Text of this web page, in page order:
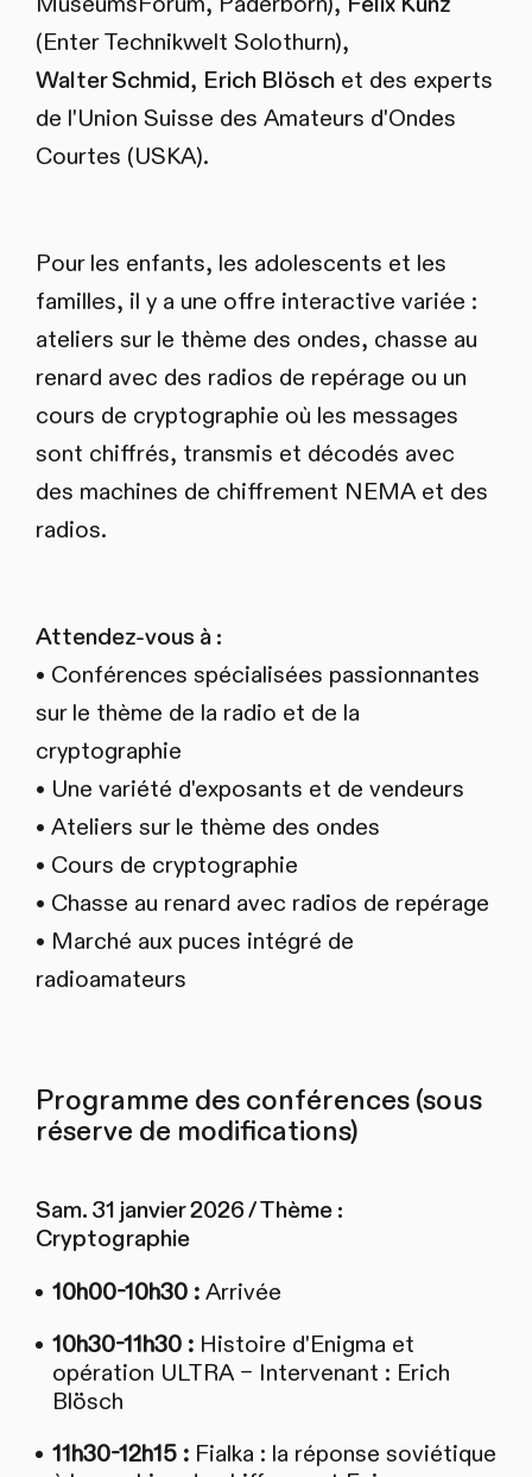
(Enter Technikwelt Solothurn),
Walter Schmid, Erich Blöschet des experts
de l'Union Suisse des Amateurs d'Ondes
Courtes (USKA).
Pour les enfants, les adolescents et les
familles, il y a une offre interactive variée :
ateliers sur le thème des ondes, chasse au
renard avec des radios de repérage ou un
cours de cryptographie où les messages
sont chiffrés, transmis et décodés avec
des machines de chiffrement NEMA et des
radios.
Attendez-vous à :
• Conférences spécialisées passionnantes
sur le thème de la radio et de la
cryptographie
• Une variété d'exposants et de vendeurs
• Ateliers sur le thème des ondes
• Cours de cryptographie
• Chasse au renard avec radios de repérage
• Marché aux puces intégré de
radioamateurs
Programme des conférences (sous
réserve de modifications)
Sam. 31 janvier 2026 / Thème :
Cryptographie
10h00-10h30 :Arrivée
10h30-11h30 :Histoire d'Enigma et
opération ULTRA – Intervenant : Erich
Blösch
11h30-12h15 :Fialka : la réponse soviétique